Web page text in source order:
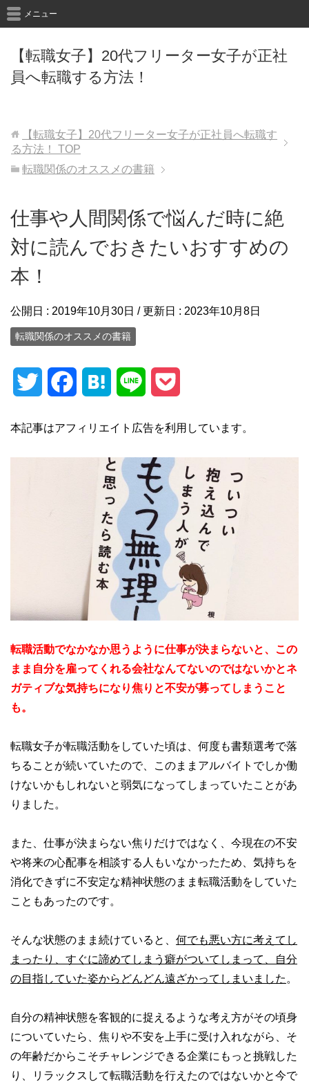
【転職女子】20代フリーター女子が正社
員へ転職する方法！
メニュー
【転職女子】20代フリーター女子が正社員へ転職す
る方法！
TOP
転職関係のオススメの書籍
仕事や人間関係で悩んだ時に絶
対に読んでおきたいおすすめの
本！
公開日 : 2019年10月30日 / 更新日 : 2023年10月8日
転職関係のオススメの書籍
e
n
a
e
e
t
本記事はアフィリエイト広告を利用しています。
転職活動でなかなか思うように仕事が決まらないと、この
まま自分を雇ってくれる会社なんてないのではないかとネ
ガティブな気持ちになり焦りと不安が募ってしまうこと
も。
転職女子が転職活動をしていた頃は、何度も書類選考で落
ちることが続いていたので、このままアルバイトでしか働
けないかもしれないと弱気になってしまっていたことがあ
りました。
また、仕事が決まらない焦りだけではなく、今現在の不安
や将来の心配事を相談する人もいなかったため、気持ちを
消化できずに不安定な精神状態のまま転職活動をしていた
こともあったのです。
そんな状態のまま続けていると、 何でも悪い方に考えてし
まったり、すぐに諦めてしまう癖がついてしまって、自分
の目指していた姿からどんどん遠ざかってしまいました 。
自分の精神状態を客観的に捉えるような考え方がその頃身
についていたら、焦りや不安を上手に受け入れながら、そ
の年齢だからこそチャレンジできる企業にもっと挑戦した
り、リラックスして転職活動を行えたのではないかと今で